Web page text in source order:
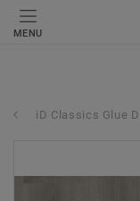
MENU
iD Classics Glue